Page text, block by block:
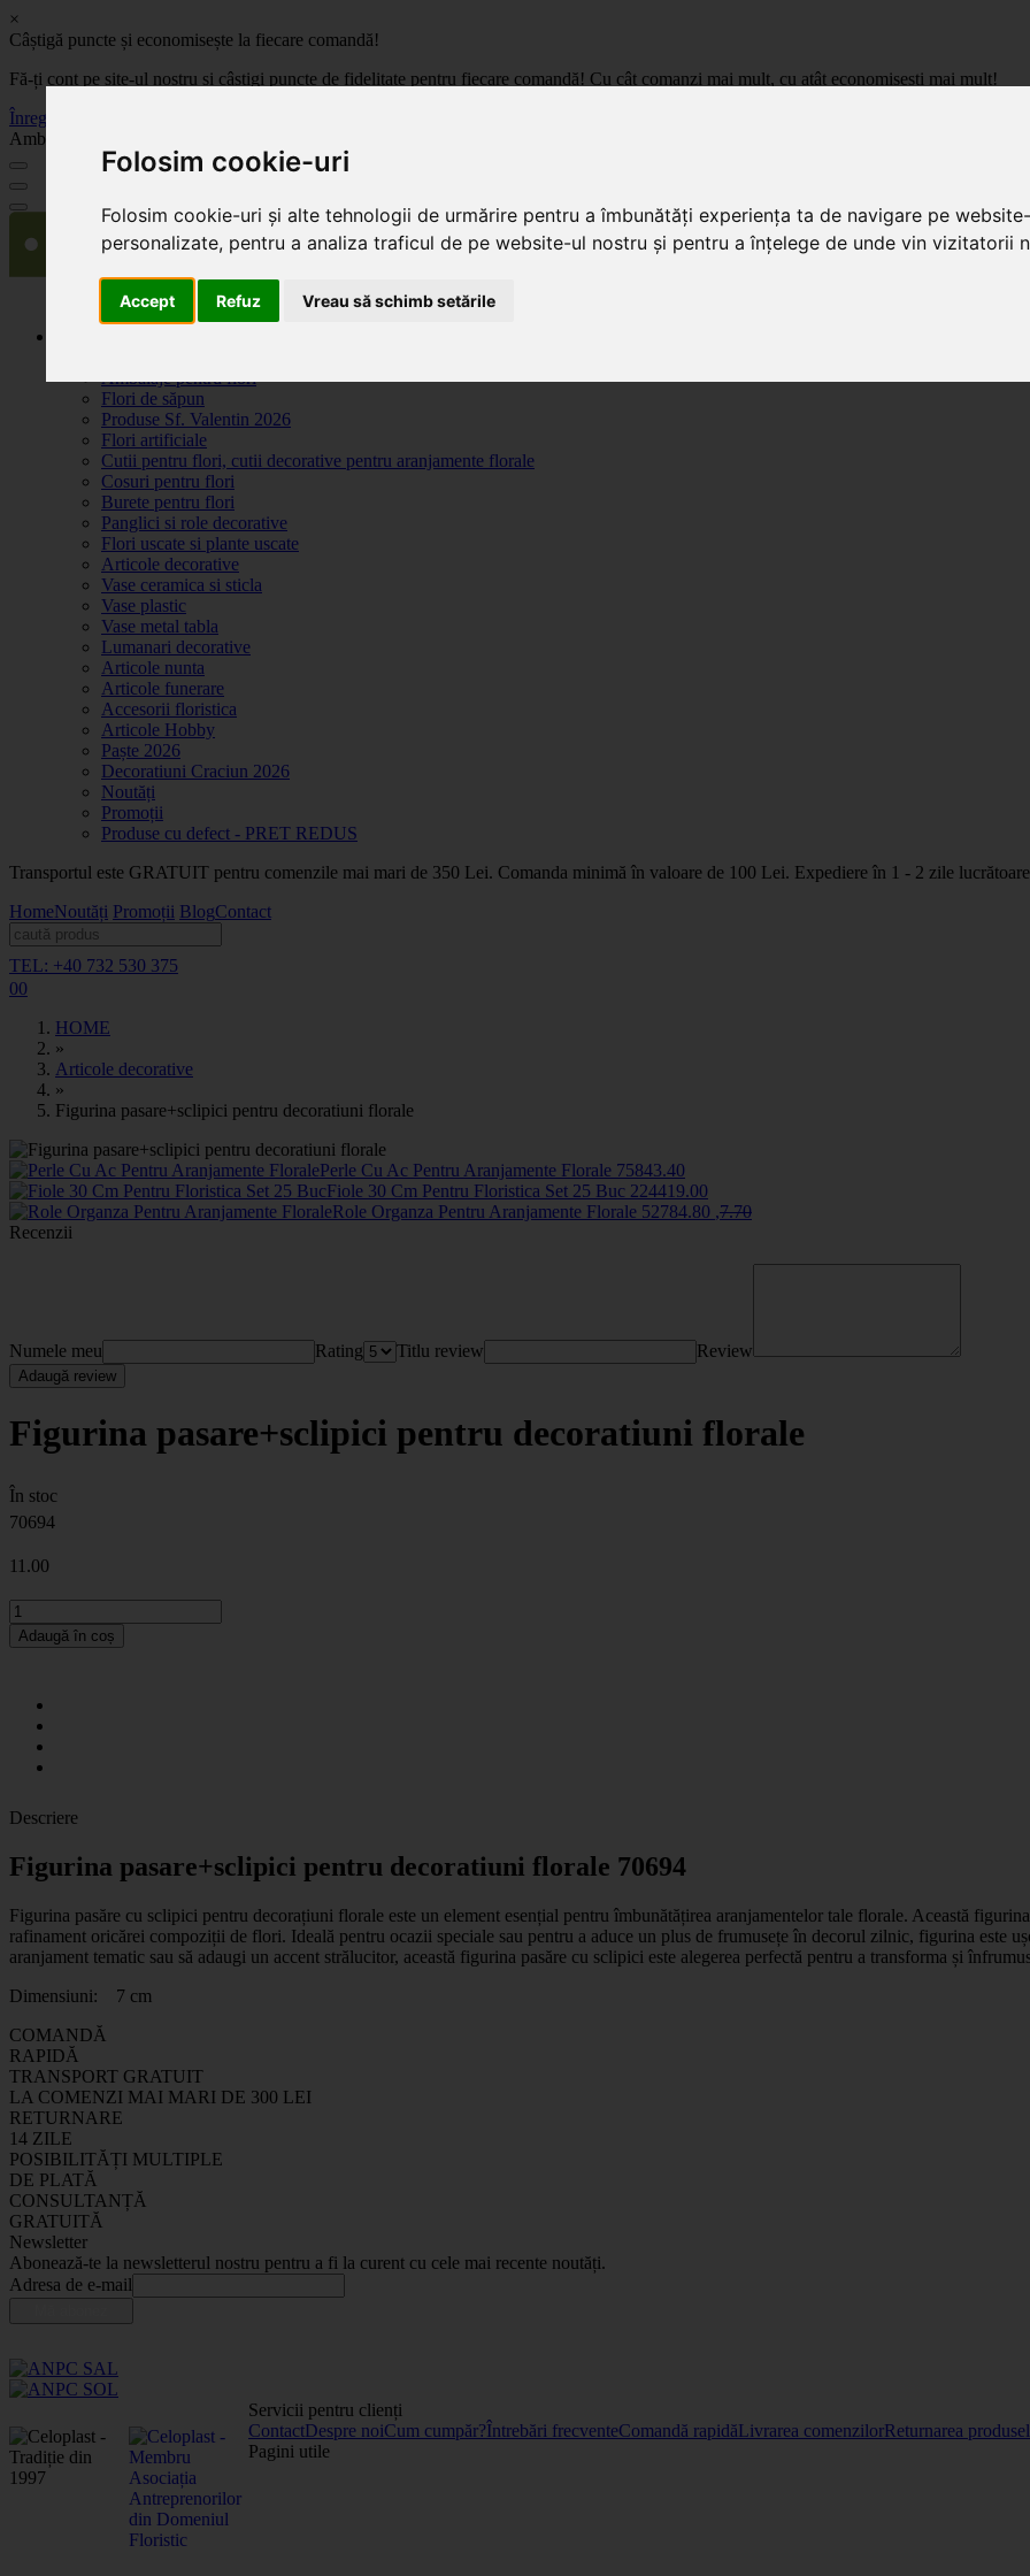
Folosim cookie-uri
Folosim cookie-uri și alte tehnologii de urmărire pentru a îmbunătăți experiența ta de navigare pe
personalizate, pentru a analiza traficul de pe website-ul nostru și pentru a înțelege de unde vin vizitatorii
Accept Refuz Vreau să schimb setările
×
Câștigă puncte și economisește la fiecare comandă!
Fă-ți cont pe site-ul nostru și câștigi puncte de fidelitate pentru fiecare comandă! Cu cât comanzi mai mult, cu atât economisești mai mult!
Înregistrează-te acum
Ambalaje, decoratiuni si accesorii pentru flori. Produse de calitate la pret de importator, cu livrare in toata Romania.
Ambalaje pentru flori
Flori de săpun
Produse Sf. Valentin 2026
Flori artificiale
Cutii pentru flori, cutii decorative pentru aranjamente florale
Cosuri pentru flori
Burete pentru flori
Panglici si role decorative
Flori uscate si plante uscate
Articole decorative
Vase ceramica si sticla
Vase plastic
Vase metal tabla
Lumanari decorative
Articole nunta
Articole funerare
Accesorii floristica
Articole Hobby
Paște 2026
Decoratiuni Craciun 2026
Noutăți
Promoții
Produse cu defect - PRET REDUS
Transportul este GRATUIT pentru comenzile mai mari de 350 Lei. Comanda minimă în valoare de 100 Lei. Expediere în 1 - 2 zile
HomeNoutăți Promoții BlogContact
TEL: +40 732 530 375
00
HOME
»
Articole decorative
»
Figurina pasare+sclipici pentru decoratiuni florale
Perle Cu Ac Pentru Aranjamente Florale 75843.40
Fiole 30 Cm Pentru Floristica Set 25 Buc 224419.00
Role Organza Pentru Aranjamente Florale 52784.80 ,7.70
Recenzii
Numele meu Rating Titlu review Review
Adaugă review
Figurina pasare+sclipici pentru decoratiuni florale
În stoc
70694
11 .00
Adaugă în coș
Descriere
Figurina pasare+sclipici pentru decoratiuni florale 70694
Figurina pasăre cu sclipici pentru decorațiuni florale este un element esențial pentru îmbunătățirea aranjamentelor tale florale. Această
rafinament oricărei compoziții de flori. Ideală pentru ocazii speciale sau pentru a aduce un plus de frumusețe în decorul zilnic, figurina este
aranjament tematic sau să adaugi un accent strălucitor, această figurina pasăre cu sclipici este alegerea perfectă pentru a transforma și
Dimensiuni: 7 cm
COMANDĂ
RAPIDĂ
TRANSPORT GRATUIT
LA COMENZI MAI MARI DE 300 LEI
RETURNARE
14 ZILE
POSIBILITĂȚI MULTIPLE
DE PLATĂ
CONSULTANȚĂ
GRATUITĂ
Newsletter
Abonează-te la newsletterul nostru pentru a fi la curent cu cele mai recente noutăți.
Adresa de e-mail
Servicii pentru clienți
ContactDespre noiCum cumpăr?Întrebări frecventeComandă rapidăLivrarea comenzilorReturnarea
Pagini utile